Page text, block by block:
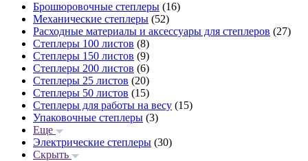
Брошюровочные степлеры (16)
Механические степлеры (52)
Расходные материалы и аксессуары для степлеров (27)
Степлеры 100 листов (8)
Степлеры 150 листов (9)
Степлеры 200 листов (6)
Степлеры 25 листов (20)
Степлеры 50 листов (15)
Степлеры для работы на весу (15)
Упаковочные степлеры (3)
Еще
Электрические степлеры (30)
Скрыть